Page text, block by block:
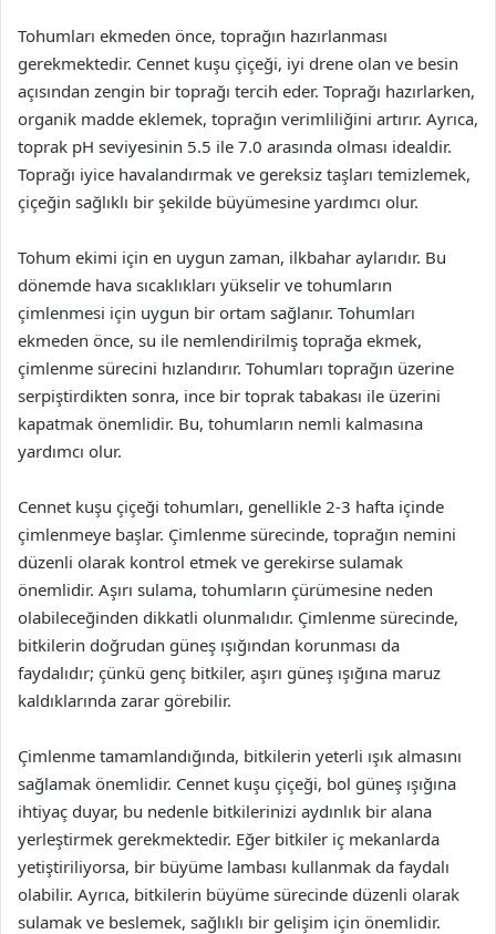
Tohumları ekmeden önce, toprağın hazırlanması
gerekmektedir. Cennet kuşu çiçeği, iyi drene olan ve besin
açısından zengin bir toprağı tercih eder. Toprağı hazırlarken,
organik madde eklemek, toprağın verimliliğini artırır. Ayrıca,
toprak pH seviyesinin 5.5 ile 7.0 arasında olması idealdir.
Toprağı iyice havalandırmak ve gereksiz taşları temizlemek,
çiçeğin sağlıklı bir şekilde büyümesine yardımcı olur.
Tohum ekimi için en uygun zaman, ilkbahar aylarıdır. Bu
dönemde hava sıcaklıkları yükselir ve tohumların
çimlenmesi için uygun bir ortam sağlanır. Tohumları
ekmeden önce, su ile nemlendirilmiş toprağa ekmek,
çimlenme sürecini hızlandırır. Tohumları toprağın üzerine
serpiştirdikten sonra, ince bir toprak tabakası ile üzerini
kapatmak önemlidir. Bu, tohumların nemli kalmasına
yardımcı olur.
Cennet kuşu çiçeği tohumları, genellikle 2-3 hafta içinde
çimlenmeye başlar. Çimlenme sürecinde, toprağın nemini
düzenli olarak kontrol etmek ve gerekirse sulamak
önemlidir. Aşırı sulama, tohumların çürümesine neden
olabileceğinden dikkatli olunmalıdır. Çimlenme sürecinde,
bitkilerin doğrudan güneş ışığından korunması da
faydalıdır; çünkü genç bitkiler, aşırı güneş ışığına maruz
kaldıklarında zarar görebilir.
Çimlenme tamamlandığında, bitkilerin yeterli ışık almasını
sağlamak önemlidir. Cennet kuşu çiçeği, bol güneş ışığına
ihtiyaç duyar, bu nedenle bitkilerinizi aydınlık bir alana
yerleştirmek gerekmektedir. Eğer bitkiler iç mekanlarda
yetiştiriliyorsa, bir büyüme lambası kullanmak da faydalı
olabilir. Ayrıca, bitkilerin büyüme sürecinde düzenli olarak
sulamak ve beslemek, sağlıklı bir gelişim için önemlidir.